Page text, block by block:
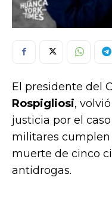
El presidente del
Rospigliosi,
justicia por el
militares
muerte de cinco
antidrogas.